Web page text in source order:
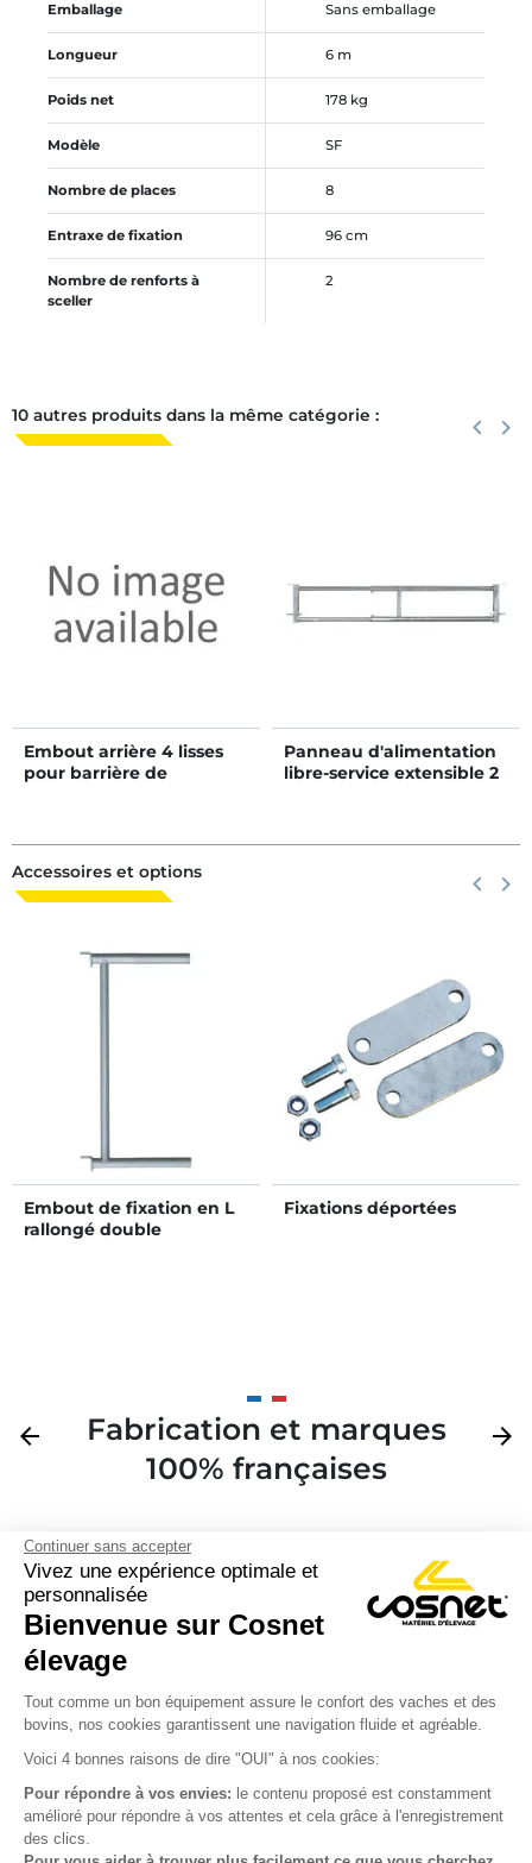
Continuer sans accepter
Vivez une expérience optimale et
personnalisée
Bienvenue sur Cosnet
élevage
Tout comme un bon équipement assure le confort des vaches et des
bovins, nos cookies garantissent une navigation fluide et agréable.
Voici 4 bonnes raisons de dire "OUI" à nos cookies:
Pour répondre à vos envies: le contenu proposé est constamment
amélioré pour répondre à vos attentes et cela grâce à l'enregistrement
des clics.
Emballage Sans emballage
Longueur 6 m
Poids net 178 kg
Modèle SF
Nombre de places 8
Entraxe de fixation 96 cm
Nombre de renforts à
sceller
2
10 autres produits dans la même catégorie : keyboard_arrow_left keyboard_arrow_right
Embout arrière 4 lisses
pour barrière de
Panneau d'alimentation
libre-service extensible 2
Accessoires et options keyboard_arrow_left keyboard_arrow_right
Embout de fixation en L
rallongé double
Fixations déportées
Précédent
arrow_back
Fabrication et marques
100% françaises
arrow_forward
Produits